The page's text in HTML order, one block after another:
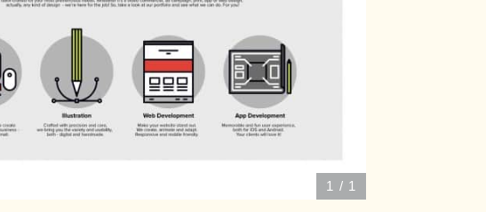
1 / 1